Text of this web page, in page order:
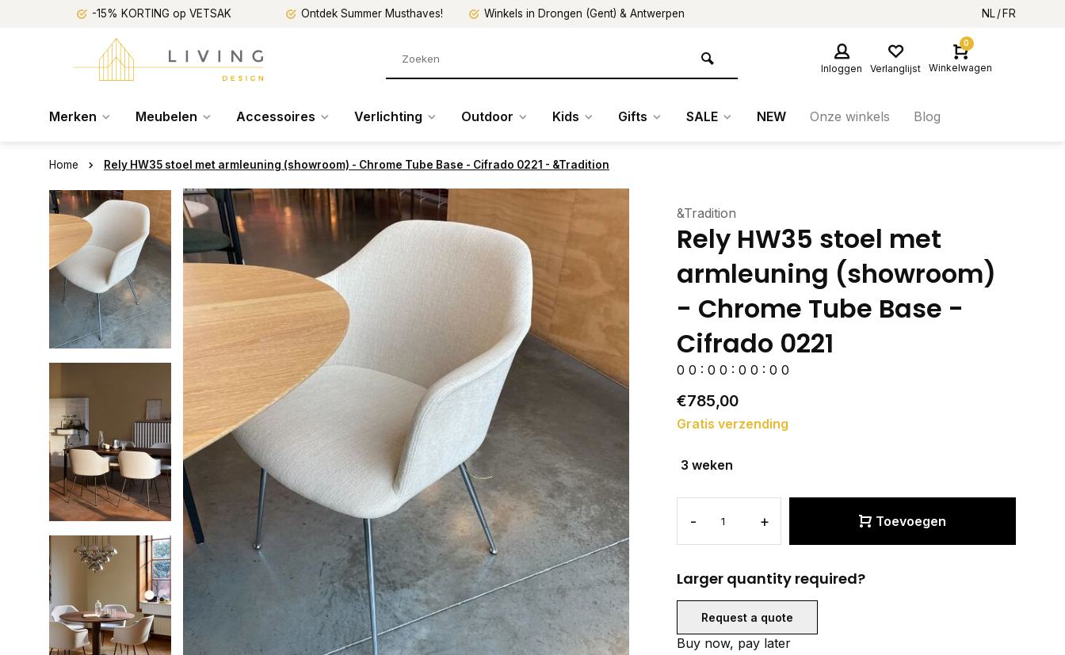
-15% KORTING op VETSAK Ontdek Summer Musthaves! Winkels in Drongen (Gent) & Antwerpen NL FR
Inloggen Verlanglijst
0
Winkelwagen
Merken Meubelen Accessoires Verlichting Outdoor Kids Gifts SALE NEW Onze winkels Blog
Home Rely HW35 stoel met armleuning (showroom) - Chrome Tube Base - Cifrado 0221 - &Tradition
&Tradition
Rely HW35 stoel met
armleuning (showroom)
- Chrome Tube Base -
Cifrado 0221
0 0 : 0 0 : 0 0 : 0 0
€785,00
Gratis verzending
3 weken
- + Toevoegen
Larger quantity required?
Request a quote
Buy now, pay later